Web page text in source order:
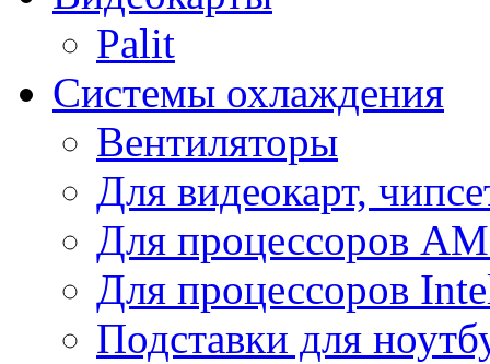
Palit
Системы охлаждения
Вентиляторы
Для видеокарт,
Для процессоров
Для процессоров
Подставки для